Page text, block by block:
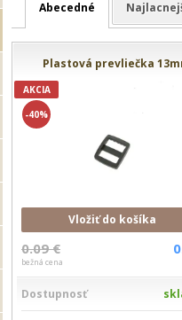
Abecedné
Plastová prevliečka
AKCIA
-40%
Vložiť do košíka
0.09 €
bežná cena
Dostupnosť